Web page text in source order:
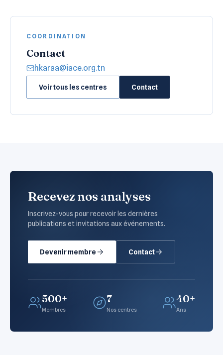
COORDINATION
Contact
hkaraa@iace.org.tn
Voir tous les centres Contact
Recevez nos analyses
Inscrivez-vous pour recevoir les dernières
publications et invitations aux événements.
Devenir membre Contact
500+
Membres
7
Nos centres
40+
Ans